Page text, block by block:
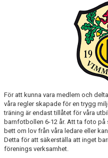
BARN & UNGDOMSVERKSAMHET
För att kunna vara medlem och
våra regler skapade för en trygg
träning är endast tillåtet för våra
barnfotbollen 6-12 år. Att ta foto
bett om lov från våra ledare eller
Detta för att säkerställa att inget
förenings verksamhet.